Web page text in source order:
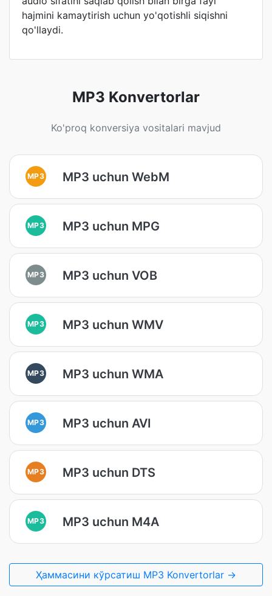
hajmini kamaytirish uchun yo'qotishli siqishni
qo'llaydi.
MP3 Konvertorlar
Ko'proq konversiya vositalari mavjud
MP3 MP3 uchun WebM
MP3 MP3 uchun MPG
MP3 MP3 uchun VOB
MP3 MP3 uchun WMV
MP3 MP3 uchun WMA
MP3 MP3 uchun AVI
MP3 MP3 uchun DTS
MP3 MP3 uchun M4A
Ҳаммасини кўрсатиш MP3 Konvertorlar →